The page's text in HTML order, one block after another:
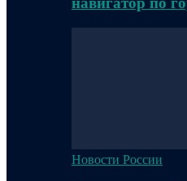
Новости России